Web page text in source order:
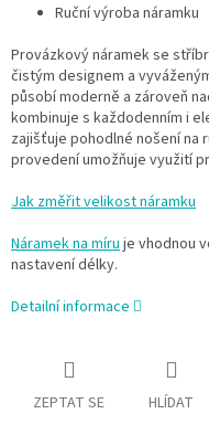
Ruční výroba náramku
Provázkový náramek se
čistým designem a
působí moderně a zároveň
kombinuje s každodenním i
zajišťuje pohodlné nošení na
provedení umožňuje využití
Jak změřit velikost náramku
Náramek na míru je vhodnou
nastavení délky.
Detailní informace
ZEPTAT SE HLÍDAT